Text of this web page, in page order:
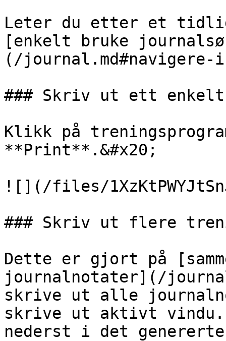
Leter du etter et
[enkelt bruke
(/
### Skriv ut ett enkelt
Klikk på
**Print**.&#x20;
![](/files/
### Skriv ut flere
Dette er gjort på
journalnotater](/
skrive ut alle
skrive ut aktivt vindu.
nederst i det genererte